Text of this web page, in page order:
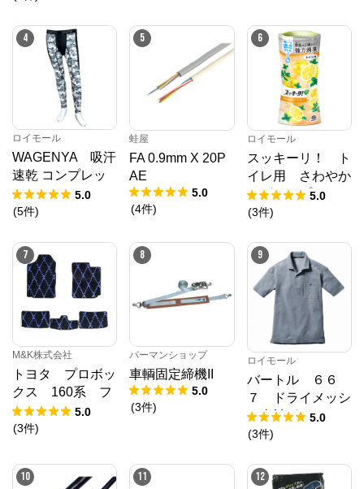
4
ロイモール
WAGENYA 吸汗
速乾 コンプレッ
ション スパッ
ツ 白カモフラ
5.0
(5件)
5
蛙屋
FA 0.9mm X 20P
AE
5.0
(4件)
6
ロイモール
スッキーリ！ ト
イレ用 さわやか
なグレープフルー
ツの香り ４００
5.0
(3件)
7
M&K株式会社
トヨタ プロボッ
クス 160系 フ
ロアマット H2
6/9～ カーマッ
ルス 消臭 エ
クセレントタイプ
5.0
(3件)
8
パーマンショップ
車輌固定締機II
5.0
(3件)
9
ロイモール
バートル ６６
７ ドライメッシ
ュ半袖ポロシャ
ツ バーク ３Ｌ
5.0
(3件)
10 11 12